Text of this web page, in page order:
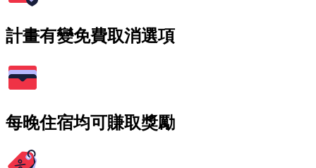
計畫有變免費取消選項
每晚住宿均可賺取獎勵